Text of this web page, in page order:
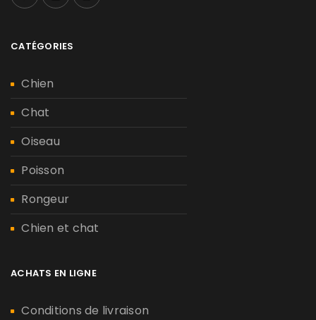
CATÉGORIES
Chien
Chat
Oiseau
Poisson
Rongeur
Chien et chat
ACHATS EN LIGNE
Conditions de livraison